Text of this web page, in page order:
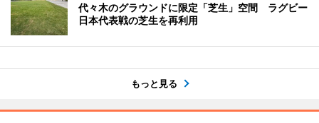
代々木のグラウンドに限定「芝生」空間 ラグビー
日本代表戦の芝生を再利用
もっと見る